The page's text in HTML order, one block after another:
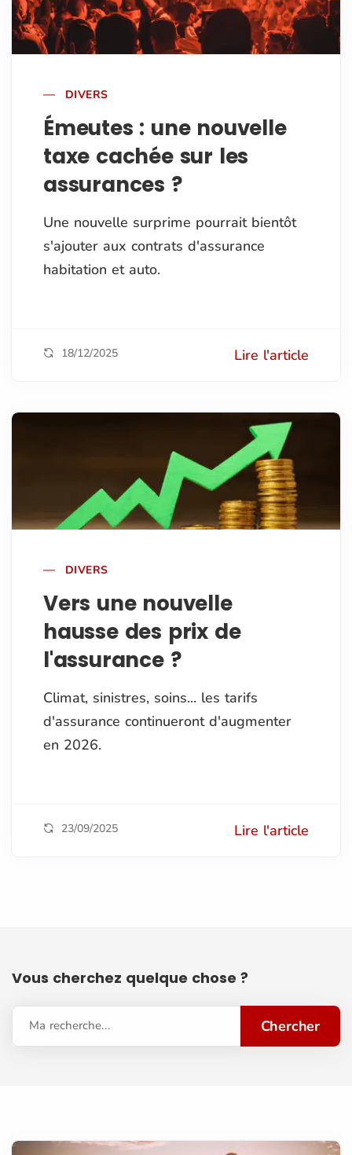
DIVERS
Émeutes : une nouvelle
taxe cachée sur les
assurances ?
Une nouvelle surprime pourrait bientôt
s'ajouter aux contrats d'assurance
habitation et auto.
18/12/2025 Lire l'article
DIVERS
Vers une nouvelle
hausse des prix de
l'assurance ?
Climat, sinistres, soins... les tarifs
d'assurance continueront d'augmenter
en 2026.
23/09/2025 Lire l'article
Vous cherchez quelque chose ?
Ma recherche... Chercher